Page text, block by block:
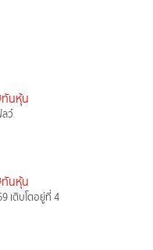
นหุ้น
ลว์
นหุ้น
เติบโตอยู่ที่ 4